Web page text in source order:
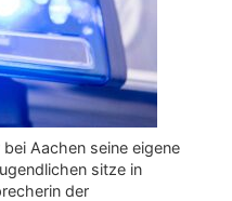
Aachen seine eigene
sitze in
der